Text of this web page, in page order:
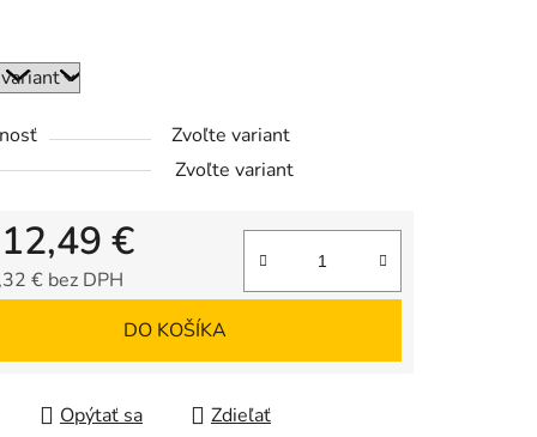
Zvoľte variant
Zvoľte variant
12,49 €
€ bez DPH
DO KOŠÍKA
Opýtať sa Zdieľať